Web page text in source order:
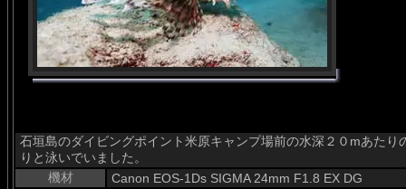
石垣島のダイビングポイント米原キャンプ場前の水深２０mあた
りと泳いでいました。
機材
Canon EOS-1Ds SIGMA 24mm F1.8 EX DG